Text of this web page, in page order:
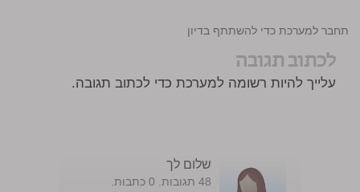
התחבר למערכת כדי להשתתף בדיון
לכתוב תגובה
עלייך להיות רשומה למערכת כדי לכתוב תגובה.
שלום לך
48 תגובות. 0 כתבות.